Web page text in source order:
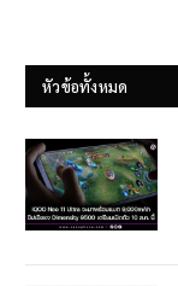
หัวข้อทั้งหมด